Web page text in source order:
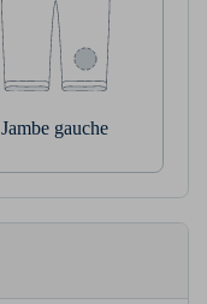
Jambe gauche